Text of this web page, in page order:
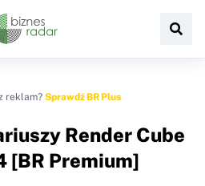
reklam? Sprawdź BR Plus
Render Cube
[BR Premium]